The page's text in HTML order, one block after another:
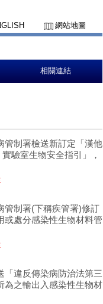
網站地圖
相關連結
管制署檢送新訂定「漢他
驗室生物安全指引」，
管制署(下稱疾管署)修訂
或處分感染性生物材料管
「違反傳染病防治法第三
為之輸出入感染性生物材